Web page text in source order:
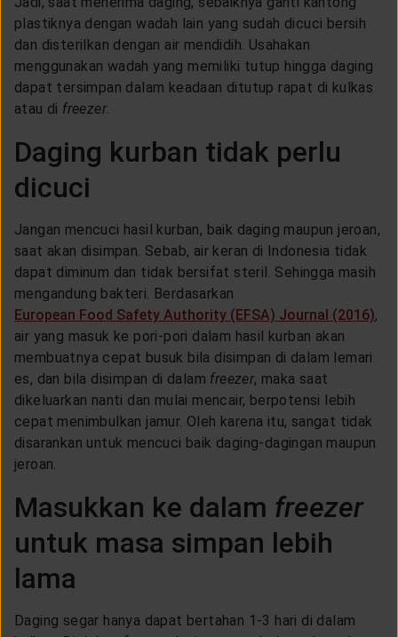
plastiknya dengan wadah lain yang sudah dicuci bersih
dan disterilkan dengan air mendidih. Usahakan
menggunakan wadah yang memiliki tutup hingga daging
dapat tersimpan dalam keadaan ditutup rapat di kulkas
atau di freezer.
Daging kurban tidak perlu
dicuci
Jangan mencuci hasil kurban, baik daging maupun jeroan,
saat akan disimpan. Sebab, air keran di Indonesia tidak
dapat diminum dan tidak bersifat steril. Sehingga masih
mengandung bakteri. Berdasarkan
European Food Safety Authority (EFSA) Journal (2016),
air yang masuk ke pori-pori dalam hasil kurban akan
membuatnya cepat busuk bila disimpan di dalam lemari
es, dan bila disimpan di dalam freezer, maka saat
dikeluarkan nanti dan mulai mencair, berpotensi lebih
cepat menimbulkan jamur. Oleh karena itu, sangat tidak
disarankan untuk mencuci baik daging-dagingan maupun
jeroan.
Masukkan ke dalam freezer
untuk masa simpan lebih
lama
Daging segar hanya dapat bertahan 1-3 hari di dalam